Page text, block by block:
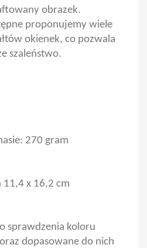
obrazek.
proponujemy wiele
okienek, co pozwala
szaleństwo.
270 gram
11,4 x 16,2 cm
sprawdzenia koloru
dopasowane do nich